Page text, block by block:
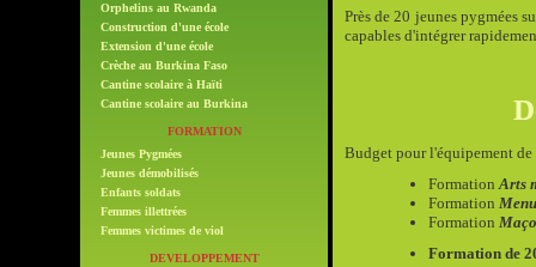
Près de 20 jeunes pygmées
capables d'intégrer
Budget pour l'équipement
FormationArts
Formation
Formation
Formation de
Orphelins au Rwanda
Construction d'une école
Extension d'une école
Crèche au Burkina Faso
Cantine scolaire à Haïti
Cantine scolaire au Burkina
FORMATION
Jeunes Pygmées
Jeunes démobilisés
Enfants soldats
Femmes illettrées
Femmes victimes de viol
DEVELOPPEMENT